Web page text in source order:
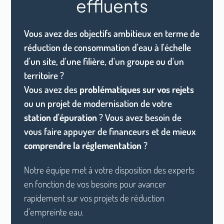
effluents
Vous avez des objectifs ambitieux en terme de
réduction de consommation d'eau à l'échelle
d'un site, d'une filière, d'un groupe ou d'un
territoire ?
Vous avez des problématiques sur vos rejets
ou un projet de modernisation de votre
station d'épuration ? Vous avez besoin de
vous faire appuyer de financeurs et de mieux
comprendre la réglementation ?
Notre équipe met à votre disposition des experts
en fonction de vos besoins pour avancer
rapidement sur vos projets de réduction
d'empreinte eau.